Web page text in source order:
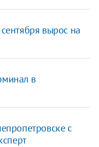
вырос на
в
с